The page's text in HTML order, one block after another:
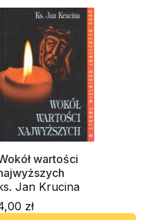
wartości
Jan Krucina
zł